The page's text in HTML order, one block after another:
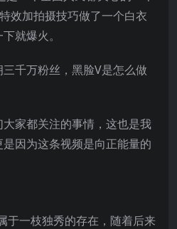
效加拍摄技巧做了一个白衣
就爆火。
家都关注的事情，这也是我
因为这条视频是向正能量的
于一枝独秀的存在，随着后来